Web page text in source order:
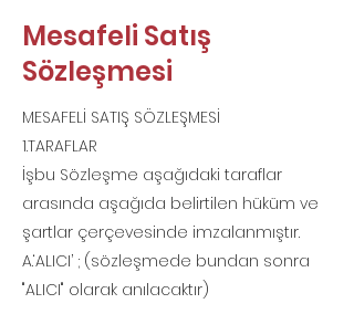
Mesafeli Satış
Sözleşmesi
MESAFELİ SATIŞ SÖZLEŞMESİ
1.TARAFLAR
İşbu Sözleşme aşağıdaki taraflar
arasında aşağıda belirtilen hüküm ve
şartlar çerçevesinde imzalanmıştır.
A.‘ALICI’ ; (sözleşmede bundan sonra
"ALICI" olarak anılacaktır)